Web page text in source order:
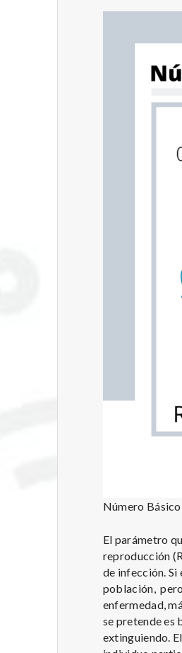
Número
El parámetro
reproducción
de infección. Si
población,
enfermedad,
se pretende es
extinguiendo.